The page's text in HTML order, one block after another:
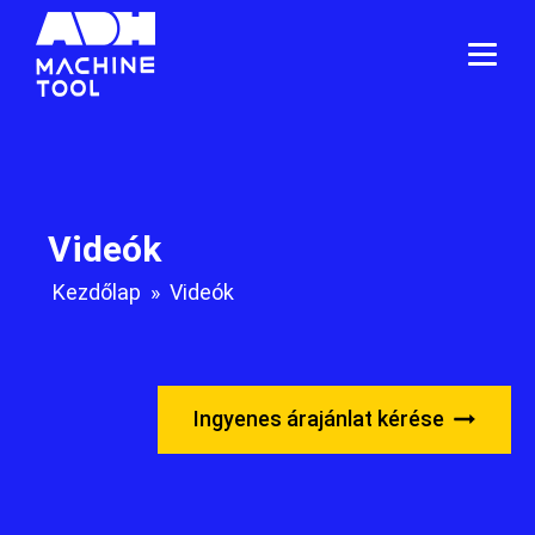
Videók
Kezdőlap » Videók
Ingyenes árajánlat kérése